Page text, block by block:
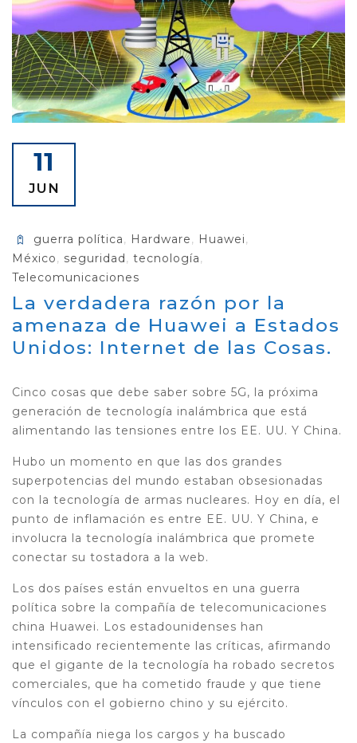
11
JUN
guerra política, Hardware, Huawei,
México, seguridad, tecnología,
Telecomunicaciones
La verdadera razón por la
amenaza de Huawei a Estados
Unidos: Internet de las Cosas.
Cinco cosas que debe saber sobre 5G, la próxima
generación de tecnología inalámbrica que está
alimentando las tensiones entre los EE. UU. Y China.
Hubo un momento en que las dos grandes
superpotencias del mundo estaban obsesionadas
con la tecnología de armas nucleares. Hoy en día, el
punto de inflamación es entre EE. UU. Y China, e
involucra la tecnología inalámbrica que promete
conectar su tostadora a la web.
Los dos países están envueltos en una guerra
política sobre la compañía de telecomunicaciones
china Huawei. Los estadounidenses han
intensificado recientemente las críticas, afirmando
que el gigante de la tecnología ha robado secretos
comerciales, que ha cometido fraude y que tiene
vínculos con el gobierno chino y su ejército.
La compañía niega los cargos y ha buscado